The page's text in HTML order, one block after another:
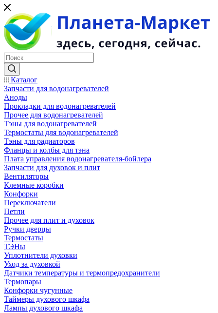
Каталог
Запчасти для водонагревателей
Аноды
Прокладки для водонагревателей
Прочее для водонагревателей
Тэны для водонагревателей
Термостаты для водонагревателей
Тэны для радиаторов
Фланцы и колбы для тэна
Плата управления водонагревателя-бойлера
Запчасти для духовок и плит
Вентиляторы
Клемные коробки
Конфорки
Переключатели
Петли
Прочее для плит и духовок
Ручки дверцы
Термостаты
ТЭНы
Уплотнители духовки
Уход за духовкой
Датчики температуры и термопредохранители
Термопары
Конфорки чугунные
Таймеры духового шкафа
Лампы духового шкафа